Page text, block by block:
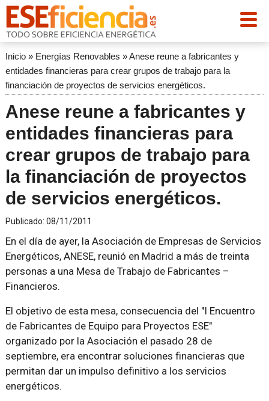
Inicio» Energías Renovables »Anese reune a fabricantes y
entidades financieras para crear grupos de trabajo para la
financiación de proyectos de servicios energéticos.
Anese reune a fabricantes y
entidades financieras para
crear grupos de trabajo para
la financiación de proyectos
de servicios energéticos.
Publicado: 08/11/2011
En el día de ayer, la Asociación de Empresas de Servicios
Energéticos, ANESE, reunió en Madrid a más de treinta
personas a una Mesa de Trabajo de Fabricantes –
Financieros.
El objetivo de esta mesa, consecuencia del "I Encuentro
de Fabricantes de Equipo para Proyectos ESE"
organizado por la Asociación el pasado 28 de
septiembre, era encontrar soluciones financieras que
permitan dar un impulso definitivo a los servicios
energéticos.